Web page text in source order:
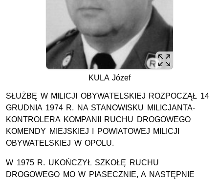
SŁUŻBĘ W MILICJI OBYWATELSKIEJ ROZPOCZĄŁ 14
GRUDNIA 1974 R. NA STANOWISKU MILICJANTA-
KONTROLERA KOMPANII RUCHU DROGOWEGO
KOMENDY MIEJSKIEJ I POWIATOWEJ MILICJI
OBYWATELSKIEJ W OPOLU.
W 1975 R. UKOŃCZYŁ SZKOŁĘ RUCHU
DROGOWEGO MO W PIASECZNIE, A NASTĘPNIE
KULA Józef